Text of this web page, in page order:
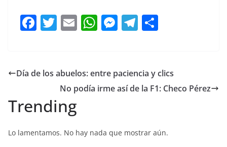
F
e
o
o
k
T
er
E
l
W
s
A
M
e
n
T
gr
a
p
ar
Día de los abuelos: entre paciencia y clics
No podía irme así de la F1: Checo Pérez
Trending
Lo lamentamos. No hay nada que mostrar aún.